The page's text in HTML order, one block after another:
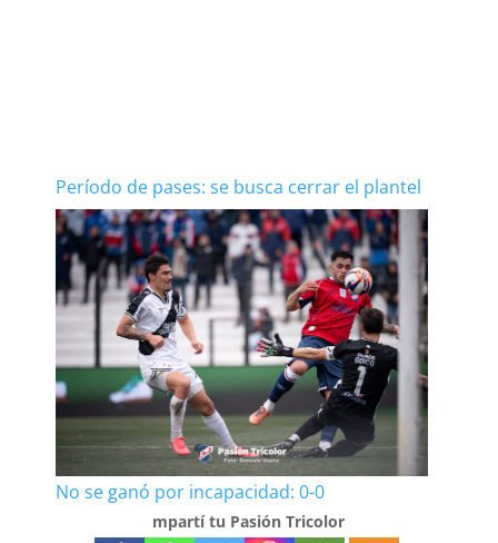
Período de pases: se busca cerrar el plantel
No se ganó por incapacidad: 0-0
mpartí tu Pasión Tricolor